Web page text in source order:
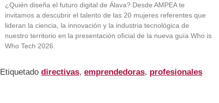
¿Quién diseña el futuro digital de Álava? Desde AMPEA te
invitamos a descubrir el talento de las 20 mujeres referentes que
lideran la ciencia, la innovación y la industria tecnológica de
nuestro territorio en la presentación oficial de la nueva guía Who is
Who Tech 2026.
Etiquetado directivas, emprendedoras, profesionales